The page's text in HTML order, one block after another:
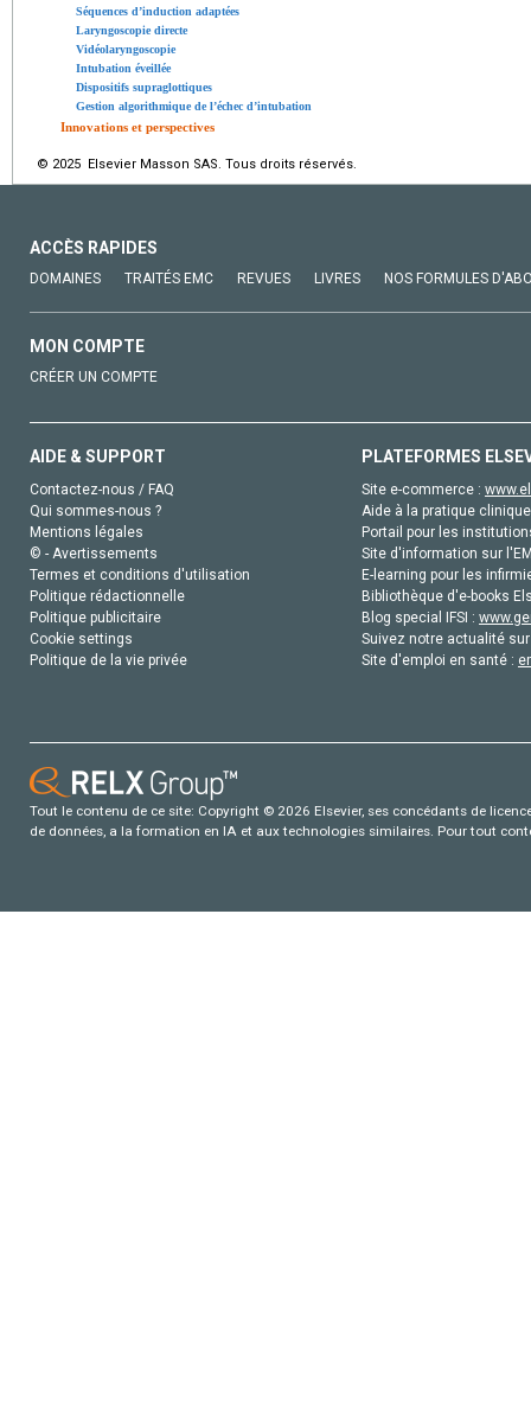
Séquences d’induction adaptées
Laryngoscopie directe
Vidéolaryngoscopie
Intubation éveillée
Dispositifs supraglottiques
Gestion algorithmique de l’échec d’intubation
Innovations et perspectives
© 2025 Elsevier Masson SAS. Tous droits réservés.
ACCÈS RAPIDES
DOMAINES TRAITÉS EMC REVUES LIVRES NOS FORMULES
MON COMPTE
CRÉER UN COMPTE
AIDE & SUPPORT
Contactez-nous / FAQ
Qui sommes-nous ?
Mentions légales
© - Avertissements
Termes et conditions d'utilisation
Politique rédactionnelle
Politique publicitaire
Cookie settings
Politique de la vie privée
PLATEFORMES
Site e-commerce :
Aide à la pratique
Portail pour les
Site d'information sur
E-learning pour les
Bibliothèque d'e-books
Blog special IFSI :
Suivez notre actualité
Site d'emploi en santé :
Tout le contenu de ce site: Copyright © 2026 Elsevier, ses concédants de
de données, a la formation en IA et aux technologies similaires. Pour tout